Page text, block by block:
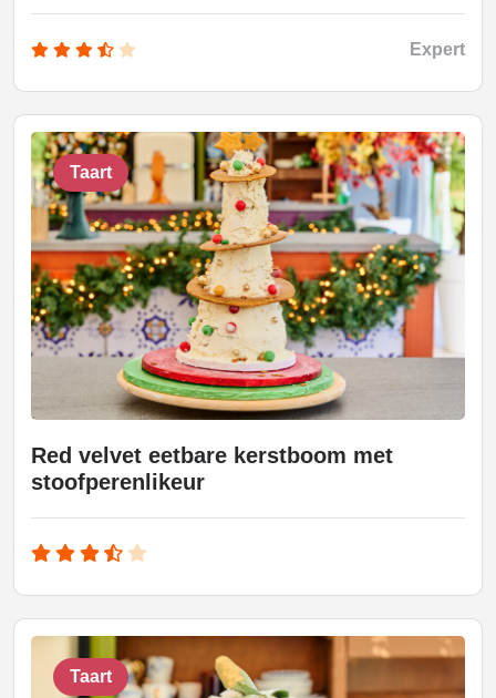
Expert
Taart
Red velvet eetbare kerstboom met
stoofperenlikeur
Taart